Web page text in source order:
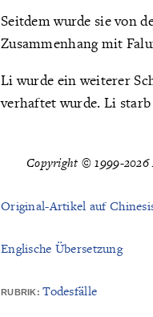
Seitdem wurde sie von
Zusammenhang mit
Li wurde ein weiterer
verhaftet wurde. Li
Copyright © 1999-2026
Original-Artikel auf
Englische Übersetzung
RUBRIK:Todesfälle